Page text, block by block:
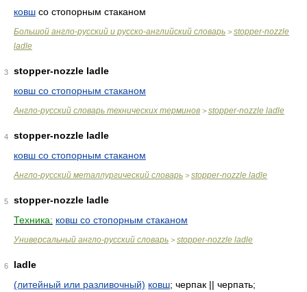
ковш со стопорным стаканом
Большой англо-русский и русско-английский словарь > stopper-nozzle
ladle
3
stopper-nozzle ladle
ковш со стопорным стаканом
Англо-русский словарь технических терминов > stopper-nozzle ladle
4
stopper-nozzle ladle
ковш со стопорным стаканом
Англо-русский металлургический словарь > stopper-nozzle ladle
5
stopper-nozzle ladle
Техника: ковш со стопорным стаканом
Универсальный англо-русский словарь > stopper-nozzle ladle
6
ladle
(литейный или разливочный) ковш; черпак || черпать;